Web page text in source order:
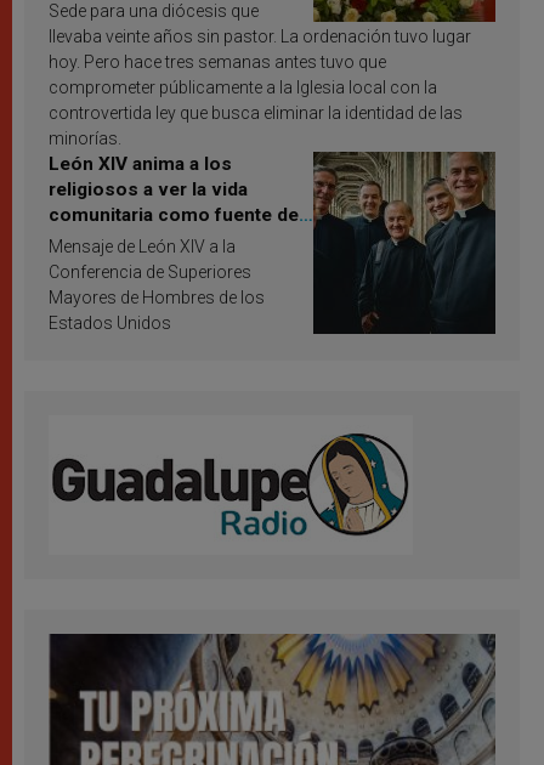
Sede para una diócesis que
llevaba veinte años sin pastor. La ordenación tuvo lugar
hoy. Pero hace tres semanas antes tuvo que
comprometer públicamente a la Iglesia local con la
controvertida ley que busca eliminar la identidad de las
minorías.
León XIV anima a los
religiosos a ver la vida
comunitaria como fuente de
inspiración y santificación
Mensaje de León XIV a la
Conferencia de Superiores
Mayores de Hombres de los
Estados Unidos